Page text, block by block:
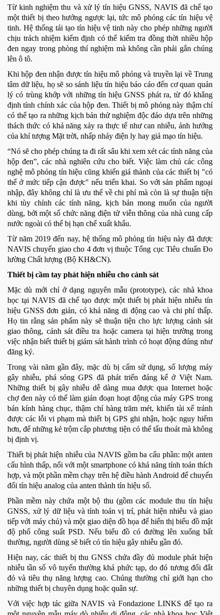
Từ kinh nghiệm thu và xử lý tín hiệu GNSS, NAVIS đã chế tạo
một thiết bị theo hướng ngược lại, tức mô phỏng các tín hiệu vệ
tinh. Hệ thống tái tạo tín hiệu vệ tinh này cho phép những người
chịu trách nhiệm kiểm định có thể kiểm tra đồng thời nhiều hộp
đen ngay trong phòng thí nghiệm mà không cần phải gắn chúng
lên ô tô.
Khi hộp đen nhận được tín hiệu mô phỏng và truyền lại về Trung
tâm dữ liệu, họ sẽ so sánh liệu tín hiệu báo cáo đến cơ quan quản
lý có trùng khớp với những tín hiệu GNSS phát ra, từ đó khẳng
định tính chính xác của hộp đen. Thiết bị mô phỏng này thậm chí
có thể tạo ra những kịch bản thử nghiệm độc đáo dựa trên những
thách thức có khả năng xảy ra thực tế như can nhiễu, ảnh hưởng
của khí tượng Mặt trời, nhấp nháy điện ly hay giả mạo tín hiệu.
“Nó sẽ cho phép chúng ta đi rất sâu khi xem xét các tính năng của
hộp đen”, các nhà nghiên cứu cho biết. Việc làm chủ các công
nghệ mô phỏng tín hiệu cũng khiến giá thành của các thiết bị "có
thể ở mức tiếp cận được" nếu triển khai. So với sản phẩm ngoại
nhập, đây không chỉ là ưu thế về chi phí mà còn là sự thuận tiện
khi tùy chỉnh các tính năng, kịch bản mong muốn của người
dùng, bởi một số chức năng điện tử viễn thông của nhà cung cấp
nước ngoài có thể bị hạn chế xuất khẩu.
Từ năm 2019 đến nay, hệ thống mô phỏng tín hiệu này đã được
NAVIS chuyển giao cho 4 đơn vị thuộc Tổng cục Tiêu chuẩn Đo
lường Chất lượng (Bộ KH&CN).
Thiết bị cầm tay phát hiện nhiễu cho cảnh sát
Mặc dù mới chỉ ở dạng nguyên mẫu (prototype), các nhà khoa
học tại NAVIS đã chế tạo được một thiết bị phát hiện nhiễu tín
hiệu GNSS đơn giản, có khả năng di động cao và chi phí thấp.
Họ tin rằng sản phẩm này sẽ thuận tiện cho lực lượng cảnh sát
giao thông, cảnh sát điều tra hoặc camera tại hiện trường trong
việc nhận biết thiết bị giám sát hành trình có hoạt động đúng như
đăng ký.
Trong vài năm gần đây, mặc dù bị cấm sử dụng, số lượng máy
gây nhiễu, phá sóng GPS đã phát triển đáng kể ở Việt Nam.
Những thiết bị gây nhiễu dễ dàng mua được qua Internet hoặc
chợ đen này có thể làm gián đoạn hoạt động của máy GPS trong
bán kính hàng chục, thậm chí hàng trăm mét, khiến tài xế tránh
được các lỗi vi phạm mà thiết bị GPS ghi nhận, hoặc nguy hiểm
hơn, để những kẻ trộm cắp phương tiện có thể tẩu thoát mà không
bị định vị.
Thiết bị phát hiện nhiễu của NAVIS gồm ba cấu phần: một anten
cấu hình thấp, nối với một smartphone có khả năng tính toán thích
hợp, và một phần mềm chạy trên hệ điều hành Android để chuyển
đổi tín hiệu analog của anten thành tín hiệu số.
Phần mềm này chứa một bộ thu (gồm các module thu tín hiệu
GNSS, xử lý dữ liệu và tính toán vị trí, phát hiện nhiễu và giao
tiếp với máy chủ) và một giao diện đồ họa để hiển thị biểu đồ mật
độ phổ công suất PSD. Nếu biểu đồ có đường lên xuống bất
thường, người dùng sẽ biết có tín hiệu gây nhiễu gần đó.
Hiện nay, các thiết bị thu GNSS chứa đầy đủ module phát hiện
nhiễu tần số vô tuyến thường khá phức tạp, do đó tương đối đắt
đỏ và tiêu thụ năng lượng cao. Chúng thường chỉ giới hạn cho
những thiết bị chuyên dụng hoặc quân sự.
Với việc hợp tác giữa NAVIS và Fondazione LINKS để tạo ra